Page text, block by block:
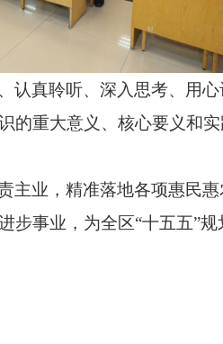
真聆听、深入思考、用
的重大意义、核心要义和
业，精准落地各项惠民
步事业，为全区“十五五”规